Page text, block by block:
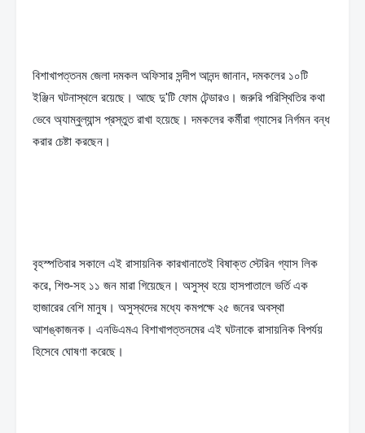
বিশাখাপত্তনম জেলা দমকল অফিসার সন্দীপ আনন্দ জানান, দমকলের ১০টি
ইঞ্জিন ঘটনাস্থলে রয়েছে। আছে দু'টি ফোম টেন্ডারও। জরুরি পরিস্থিতির কথা
ভেবে অ্যাম্বুল্যান্স প্রস্তুত রাখা হয়েছে। দমকলের কর্মীরা গ্যাসের নির্গমন বন্ধ
করার চেষ্টা করছেন।
বৃহস্পতিবার সকালে এই রাসায়নিক কারখানাতেই বিষাক্ত স্টেরিন গ্যাস লিক
করে, শিশু-সহ ১১ জন মারা গিয়েছেন। অসুস্থ হয়ে হাসপাতালে ভর্তি এক
হাজারের বেশি মানুষ। অসুস্থদের মধ্যে কমপক্ষে ২৫ জনের অবস্থা
আশঙ্কাজনক। এনডিএমএ বিশাখাপত্তনমের এই ঘটনাকে রাসায়নিক বিপর্যয়
হিসেবে ঘোষণা করেছে।